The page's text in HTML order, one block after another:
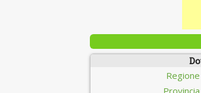
Regione
Provincia